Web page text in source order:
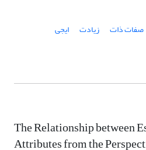
صفات ذات زیادت
ایجی
The Relationship between
Attributes from the